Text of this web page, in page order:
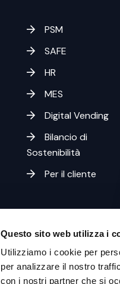
Questo sito web utilizza i
Utilizziamo i cookie per
per analizzare il nostro
con i nostri partner che si
PSM
SAFE
HR
MES
Digital Vending
Bilancio di
Sostenibilità
Per il cliente